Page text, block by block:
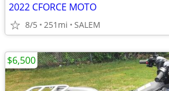
2022 CFORCE MOTO
8/5 251mi SALEM
$6,500